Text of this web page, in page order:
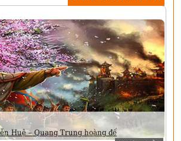
Huệ – Quang Trung hoàng đế